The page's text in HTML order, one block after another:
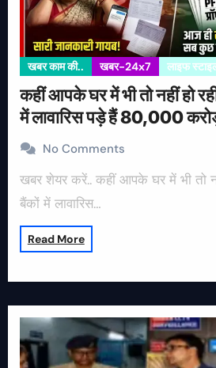
खबर काम की.. खबर-24x7 लाइफ
कहीं आपके घर में भी तो नहीं हो
में लावारिस पड़े हैं 80,000
No Comments
खबर शेयर करें.. कहीं आपके घर में भी तो नहीं हो रही यह बड़ी चूक?
बैंकों में लावारिस…
Read More